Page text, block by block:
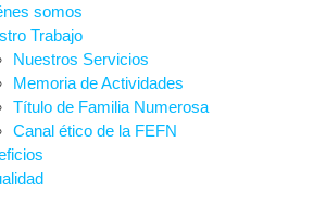
somos
Trabajo
Nuestros Servicios
Memoria de Actividades
Título de Familia Numerosa
Canal ético de la FEFN